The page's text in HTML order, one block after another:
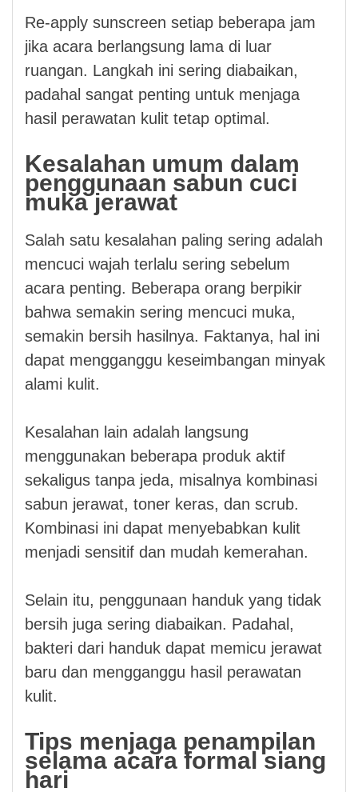
Re-apply sunscreen setiap beberapa jam
jika acara berlangsung lama di luar
ruangan. Langkah ini sering diabaikan,
padahal sangat penting untuk menjaga
hasil perawatan kulit tetap optimal.
Kesalahan umum dalam
penggunaan sabun cuci
muka jerawat
Salah satu kesalahan paling sering adalah
mencuci wajah terlalu sering sebelum
acara penting. Beberapa orang berpikir
bahwa semakin sering mencuci muka,
semakin bersih hasilnya. Faktanya, hal ini
dapat mengganggu keseimbangan minyak
alami kulit.
Kesalahan lain adalah langsung
menggunakan beberapa produk aktif
sekaligus tanpa jeda, misalnya kombinasi
sabun jerawat, toner keras, dan scrub.
Kombinasi ini dapat menyebabkan kulit
menjadi sensitif dan mudah kemerahan.
Selain itu, penggunaan handuk yang tidak
bersih juga sering diabaikan. Padahal,
bakteri dari handuk dapat memicu jerawat
baru dan mengganggu hasil perawatan
kulit.
Tips menjaga penampilan
selama acara formal siang
hari